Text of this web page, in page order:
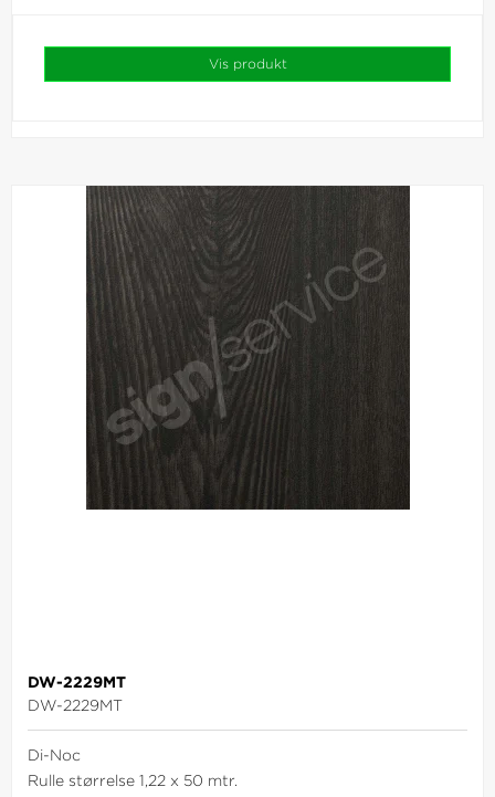
Vis produkt
DW-2229MT
DW-2229MT
Di-Noc
Rulle størrelse 1,22 x 50 mtr.